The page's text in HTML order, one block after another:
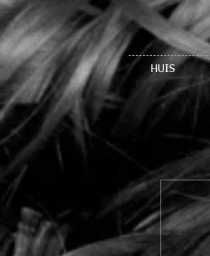
HUIS